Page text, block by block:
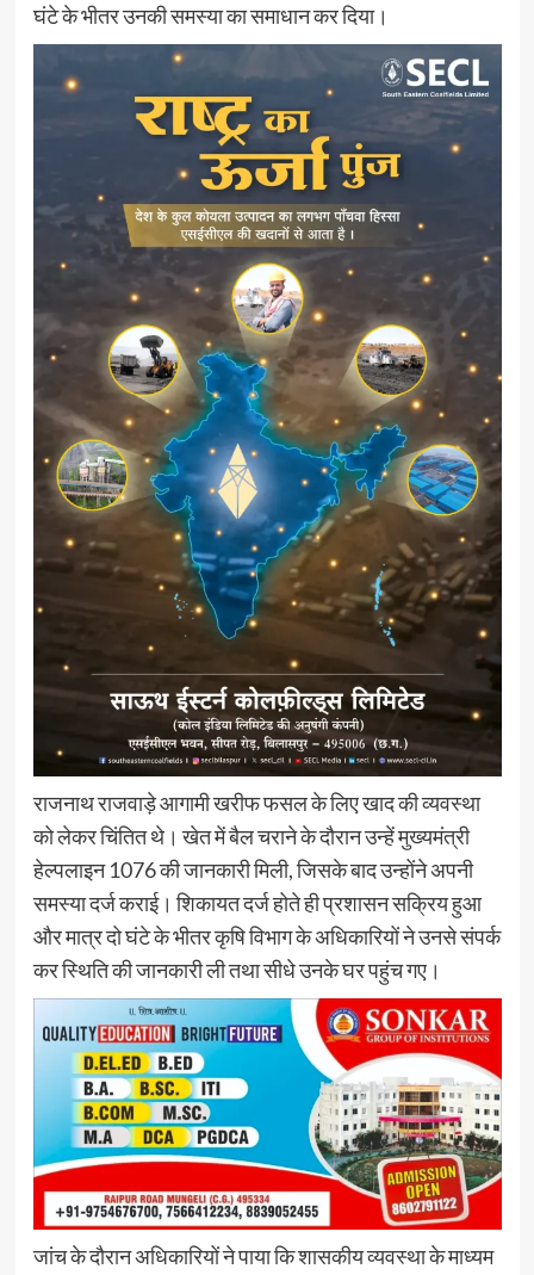
घंटे के भीतर उनकी समस्या का समाधान कर दिया।
राजनाथ राजवाड़े आगामी खरीफ फसल के लिए खाद की व्यवस्था
को लेकर चिंतित थे। खेत में बैल चराने के दौरान उन्हें मुख्यमंत्री
हेल्पलाइन 1076 की जानकारी मिली, जिसके बाद उन्होंने अपनी
समस्या दर्ज कराई। शिकायत दर्ज होते ही प्रशासन सक्रिय हुआ
और मात्र दो घंटे के भीतर कृषि विभाग के अधिकारियों ने उनसे संपर्क
कर स्थिति की जानकारी ली तथा सीधे उनके घर पहुंच गए।
जांच के दौरान अधिकारियों ने पाया कि शासकीय व्यवस्था के माध्यम